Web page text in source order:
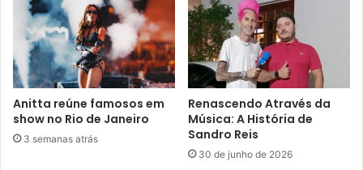
Anitta reúne famosos em
show no Rio de Janeiro
3 semanas atrás
Renascendo Através da
Música: A História de
Sandro Reis
30 de junho de 2026